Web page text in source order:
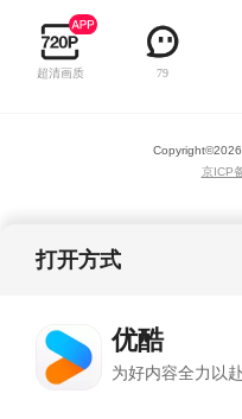
他的鬼
过，当朋
出，成
的制作工
声中度
超清画质 79
Copyright©2026
京ICP
打开方式
优酷
为好内容全力以赴